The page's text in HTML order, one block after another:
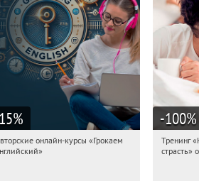
%
21:38:38 Получили:
онлайн-курсы «Грокаем
-100%
Тренинг
страсть»